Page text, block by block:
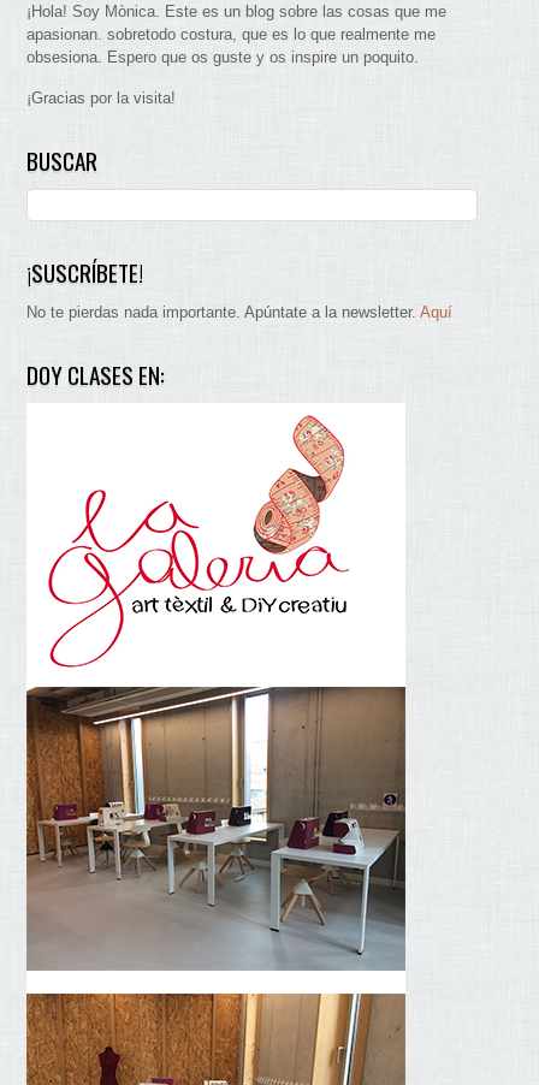
¡Hola! Soy Mònica. Este es un blog sobre las cosas que me
apasionan. sobretodo costura, que es lo que realmente me
obsesiona. Espero que os guste y os inspire un poquito.
¡Gracias por la visita!
BUSCAR
¡SUSCRÍBETE!
No te pierdas nada importante. Apúntate a la newsletter.Aquí
DOY CLASES EN: